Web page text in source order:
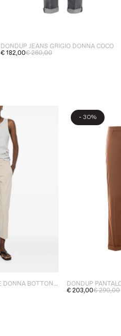
DONDUP JEANS GRIGIO DONNA COCO
€ 182,00€ 260,00
DONDUP JEANS BEIGE DONNA BOTTONI A VISTA
- 30%
€ 203,00€ 290,00